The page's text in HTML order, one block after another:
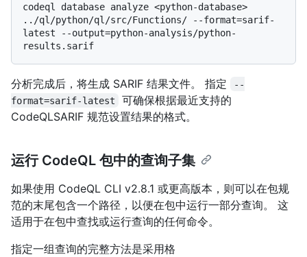
codeql database analyze <python-database>
../ql/python/ql/src/Functions/ --format=sarif-
latest --output=python-analysis/python-
分析完成后，将生成 SARIF 结果文件。 指定
--
format=sarif-latest
可确保根据最近支持的
CodeQLSARIF 规范设置结果的格式。
运行 CodeQL 包中的查询子集
如果使用 CodeQL CLI v2.8.1 或更高版本，则可以在包规
范的末尾包含一个路径，以便在包中运行一部分查询。 这
适用于在包中查找或运行查询的任何命令。
指定一组查询的完整方法是采用格